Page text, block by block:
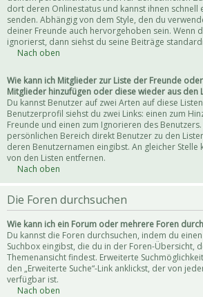
dort deren Onlinestatus und kannst ihnen schnell
senden. Abhängig von dem Style, den du
deiner Freunde auch hervorgehoben sein. Wenn
ignorierst, dann siehst du seine Beiträge
Nach oben
Wie kann ich Mitglieder zur Liste der Freunde
Mitglieder hinzufügen oder diese wieder aus den
Du kannst Benutzer auf zwei Arten auf diese
Benutzerprofil siehst du zwei Links: einen zum
Freunde und einen zum Ignorieren des
persönlichen Bereich direkt Benutzer zu den
deren Benutzernamen eingibst. An gleicher Stelle
von den Listen entfernen.
Nach oben
Die Foren durchsuchen
Wie kann ich ein Forum oder mehrere Foren
Du kannst die Foren durchsuchen, indem du
Suchbox eingibst, die du in der Foren-Übersicht,
Themenansicht findest. Erweiterte
den „Erweiterte Suche“-Link anklickst, der von
verfügbar ist.
Nach oben